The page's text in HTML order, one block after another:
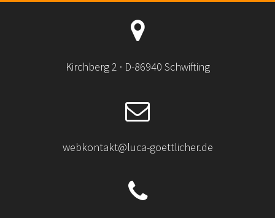
Kirchberg 2 · D-86940 Schwifting
webkontakt@luca-goettlicher.de